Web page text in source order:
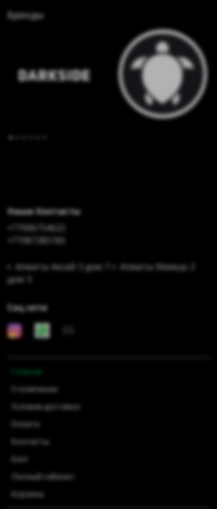
Бренды
Главная
О компании
Условия доставки
Оплата
Контакты
Блог
Личный кабинет
Корзина
Наши Контакты
+77006754622
+77087285185
г. Алматы Аксай 3 дом 7 г. Алматы Мамыр 2
дом 3
Соц сети